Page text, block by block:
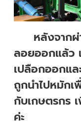
หลังจากผ่า
ลอยออกแล้ว
เปลือกออกแล
ถูกนำไปหมักเ
กับเกษตรกร
ค่ะ